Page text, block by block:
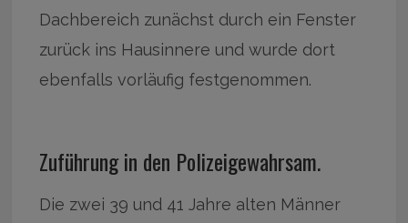
Dachbereich zunächst durch ein Fenster
zurück ins Hausinnere und wurde dort
ebenfalls vorläufig festgenommen.
Zuführung in den Polizeigewahrsam.
Die zwei 39 und 41 Jahre alten Männer